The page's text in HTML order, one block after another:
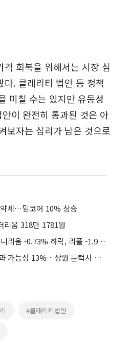
회복을 위해서는 시장 심
다. 클래리티 법안 등 정책
미칠 수는 있지만 유동성
이 완전히 통과된 것은 아
보자는 심리가 남은 것으로
세…밈코어 10% 상승
리움 318만 1781원
비트코인 -0.1% 하락... 이더리움 -0.73% 하락, 리플 -1.96% 하락
美 클래리티 법안 연내 통과 가능성 13%…상원 문턱서 제동
#클래리티법안